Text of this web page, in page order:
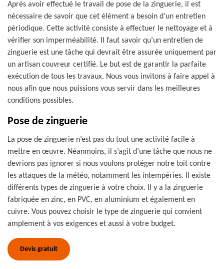
Après avoir effectué le travail de pose de la zinguerie, il est
nécessaire de savoir que cet élément a besoin d’un entretien
périodique. Cette activité consiste à effectuer le nettoyage et à
vérifier son imperméabilité. Il faut savoir qu’un entretien de
zinguerie est une tâche qui devrait être assurée uniquement par
un artisan couvreur certifié. Le but est de garantir la parfaite
exécution de tous les travaux. Nous vous invitons à faire appel à
nous afin que nous puissions vous servir dans les meilleures
conditions possibles.
Pose de zinguerie
La pose de zinguerie n’est pas du tout une activité facile à
mettre en œuvre. Néanmoins, il s’agit d’une tâche que nous ne
devrions pas ignorer si nous voulons protéger notre toit contre
les attaques de la météo, notamment les intempéries. Il existe
différents types de zinguerie à votre choix. Il y a la zinguerie
fabriquée en zinc, en PVC, en aluminium et également en
cuivre. Vous pouvez choisir le type de zinguerie qui convient
amplement à vos exigences et aussi à votre budget.
Devis gratuit